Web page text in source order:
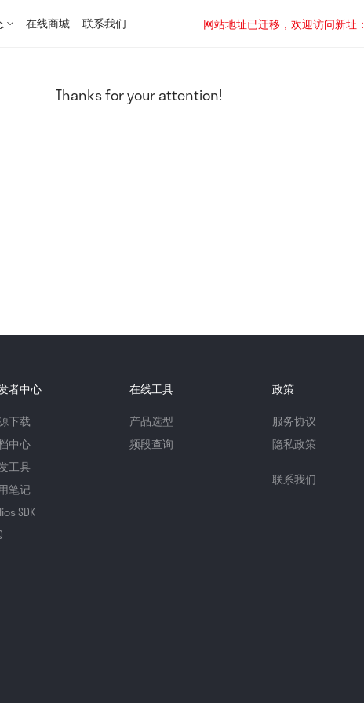
在线商城 联系我们
网站地址已迁移，欢迎访问新
Thanks for your attention!
者中心
下载
中心
工具
笔记
SDK
在线工具
产品选型
频段查询
政策
服务协议
隐私政策
联系我们